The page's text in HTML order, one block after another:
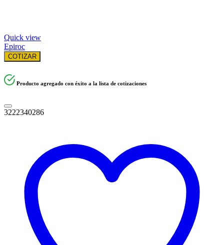
Quick view
Epiroc
COTIZAR
Producto agregado con éxito a la lista de cotizaciones
3222340286